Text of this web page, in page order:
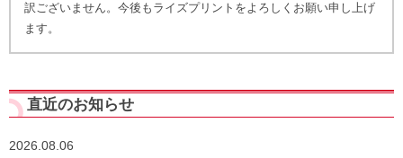
訳ございません。今後もライズプリントをよろしくお願い申し上げ
ます。
直近のお知らせ
2026.08.06